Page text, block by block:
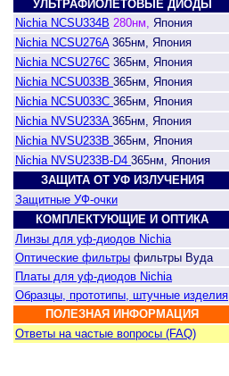
УЛЬТРАФИОЛЕТОВЫЕ ДИОДЫ
Nichia NCSU334B 280нм, Япония
Nichia NCSU276A365нм, Япония
Nichia NCSU276C 365нм, Япония
Nichia NCSU033B 365нм, Япония
Nichia NCSU033C 365нм, Япония
Nichia NVSU233A 365нм, Япония
Nichia NVSU233B 365нм, Япония
Nichia NVSU233B-D4 365нм, Япония
ЗАЩИТА ОТ УФ ИЗЛУЧЕНИЯ
Защитные УФ-очки
КОМПЛЕКТУЮЩИЕ И ОПТИКА
Линзы для уф-диодов Nichia
Оптические фильтры фильтры Вуда
Платы для уф-диодов Nichia
Образцы, прототипы, штучные изделия
ПОЛЕЗНАЯ ИНФОРМАЦИЯ
Ответы на частые вопросы (FAQ)